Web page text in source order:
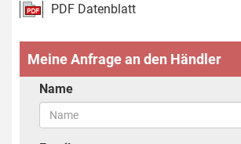
PDF Datenblatt
Meine Anfrage an den Händler
Name